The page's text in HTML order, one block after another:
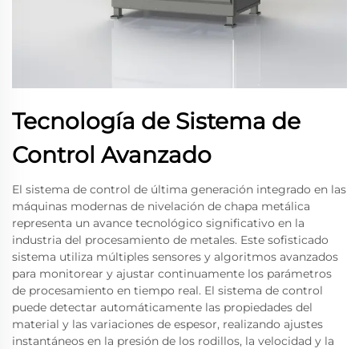
Tecnología de Sistema de
Control Avanzado
El sistema de control de última generación integrado en las
máquinas modernas de nivelación de chapa metálica
representa un avance tecnológico significativo en la
industria del procesamiento de metales. Este sofisticado
sistema utiliza múltiples sensores y algoritmos avanzados
para monitorear y ajustar continuamente los parámetros
de procesamiento en tiempo real. El sistema de control
puede detectar automáticamente las propiedades del
material y las variaciones de espesor, realizando ajustes
instantáneos en la presión de los rodillos, la velocidad y la